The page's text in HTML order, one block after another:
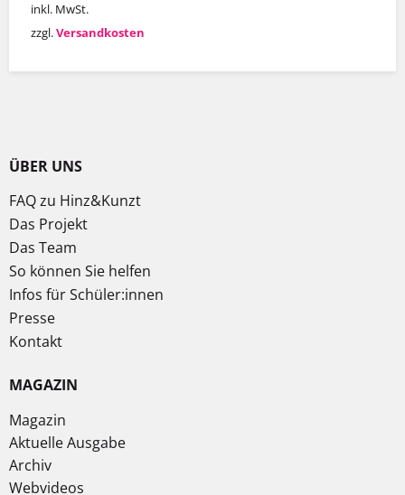
inkl. MwSt.
zzgl.Versandkosten
ÜBER UNS
FAQ zu Hinz&Kunzt
Das Projekt
Das Team
So können Sie helfen
Infos für Schüler:innen
Presse
Kontakt
MAGAZIN
Magazin
Aktuelle Ausgabe
Archiv
Webvideos